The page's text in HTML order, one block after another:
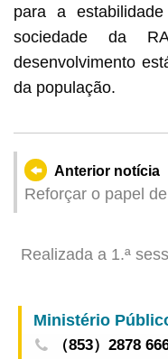
para a
sociedade da
desenvolvimento
da população.
Anterior notícia
Reforçar o papel
precisão” IIICF
à Zona de
designadamente
Realizada a 1.ª
Socioeconómico da
Especial de Macau
público
Ministério
（853）2878